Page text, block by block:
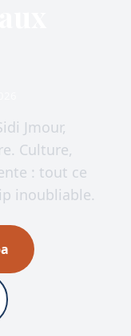
Jmour,
Culture,
: tout ce
inoubliable.